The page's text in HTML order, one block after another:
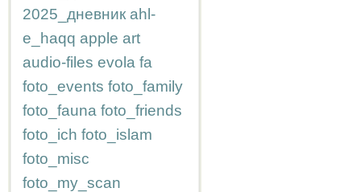
2025_дневник ahl-
e_haqq apple art
audio-files evola fa
foto_events foto_family
foto_fauna foto_friends
foto_ich foto_islam
foto_misc
foto_my_scan